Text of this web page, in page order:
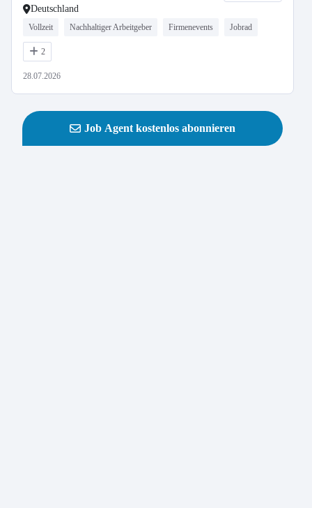
Deutschland
Vollzeit Nachhaltiger Arbeitgeber Firmenevents Jobrad
2
28.07.2026
Job Agent kostenlos abonnieren